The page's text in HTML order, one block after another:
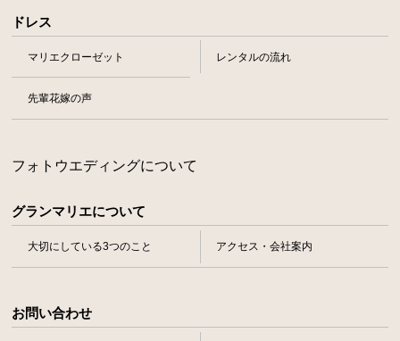
ドレス
マリエクローゼット レンタルの流れ
先輩花嫁の声
フォトウエディングについて
グランマリエについて
大切にしている3つのこと アクセス・会社案内
お問い合わせ